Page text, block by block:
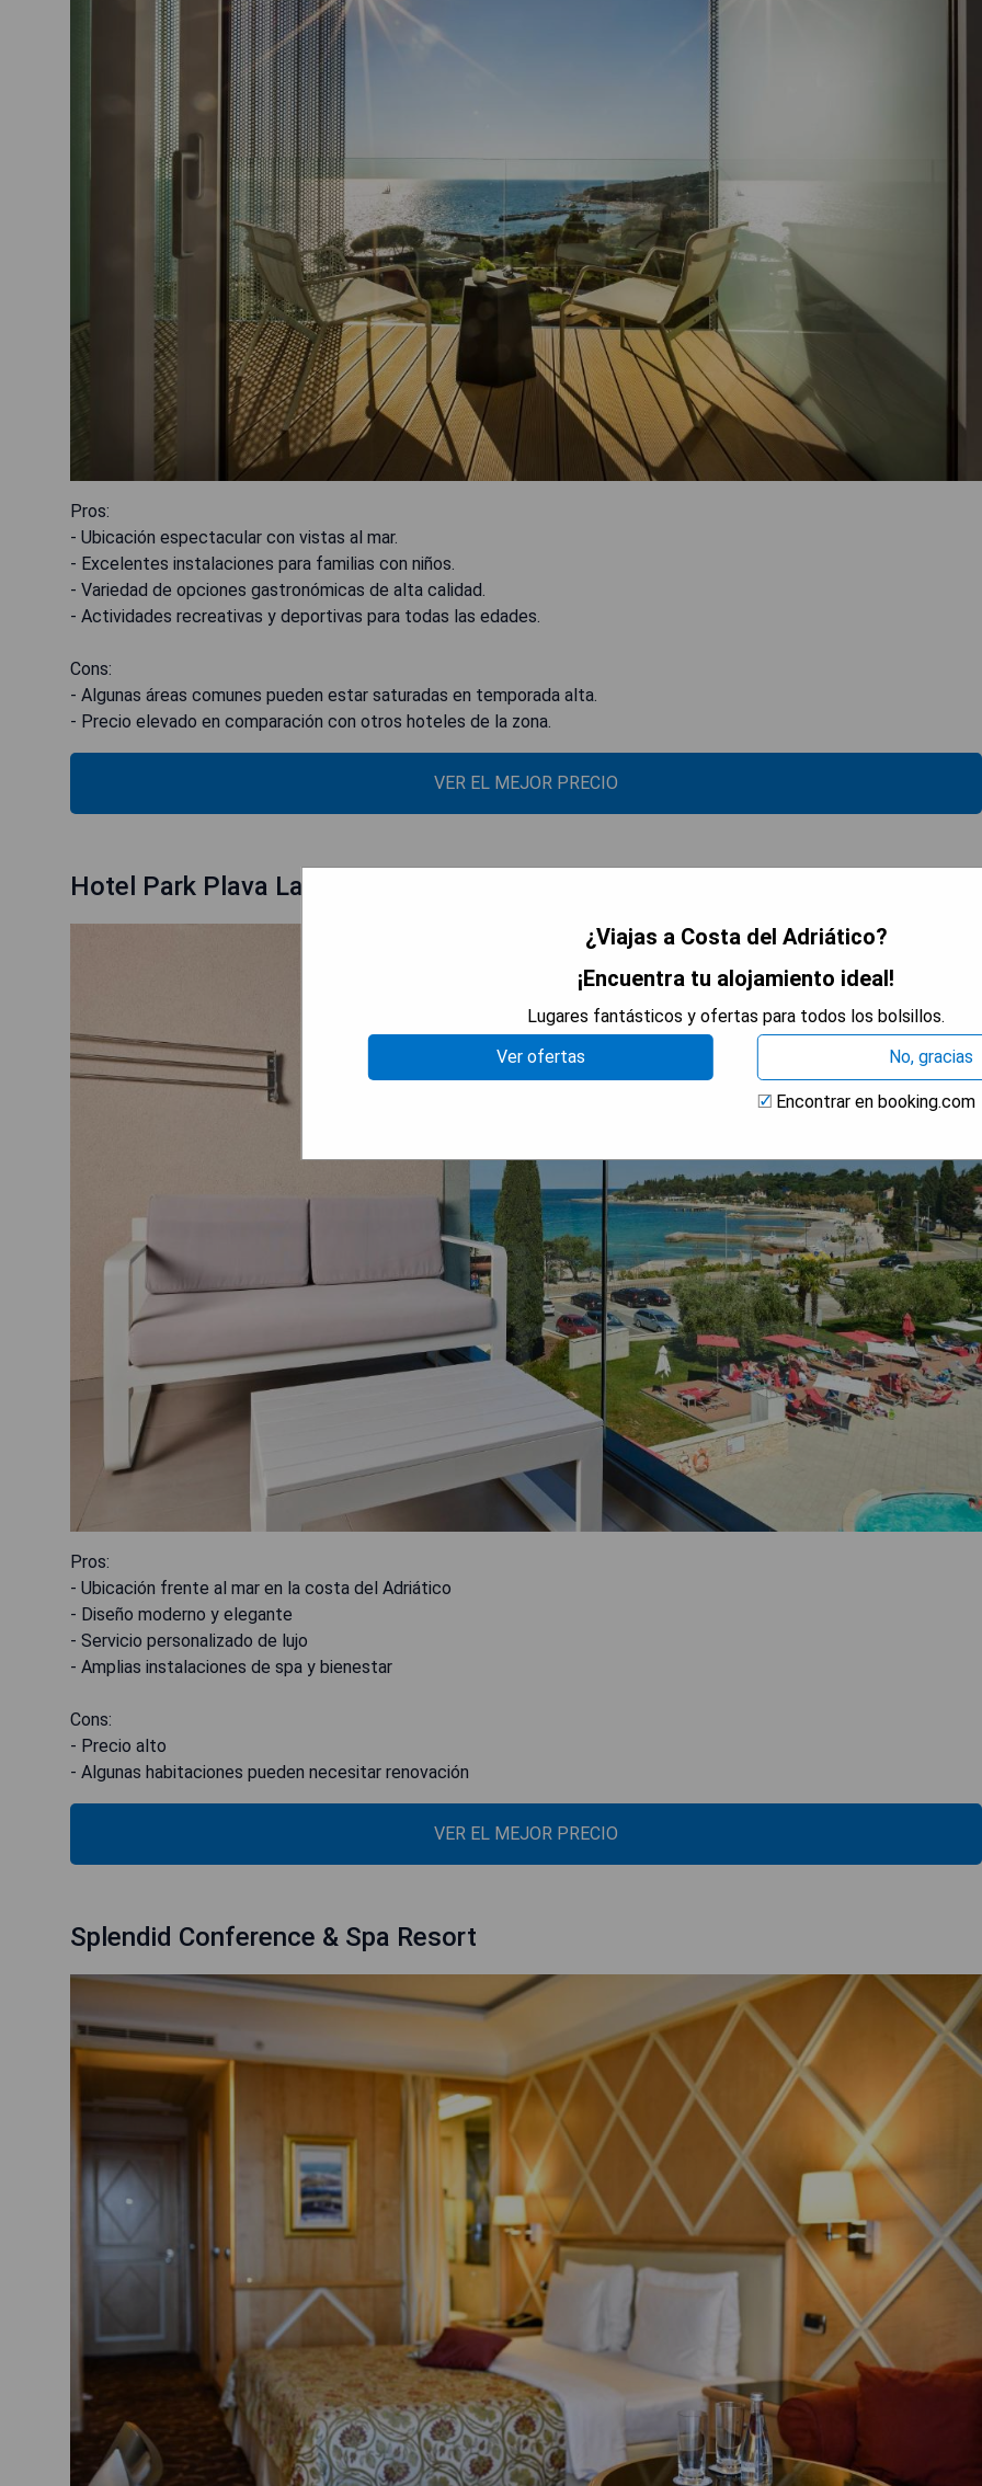
Pros:
- Ubicación espectacular con vistas al mar.
- Excelentes instalaciones para familias con niños.
- Variedad de opciones gastronómicas de alta calidad.
- Actividades recreativas y deportivas para todas las edades.
Cons:
- Algunas áreas comunes pueden estar saturadas en temporada alta.
- Precio elevado en comparación con otros hoteles de la zona.
VER EL MEJOR PRECIO
Hotel Park Plava Laguna
Pros:
- Ubicación frente al mar en la costa del Adriático
- Diseño moderno y elegante
- Servicio personalizado de lujo
- Amplias instalaciones de spa y bienestar
Cons:
- Precio alto
- Algunas habitaciones pueden necesitar renovación
VER EL MEJOR PRECIO
Splendid Conference & Spa Resort
¿Viajas a Costa del Adriático?
¡Encuentra tu alojamiento ideal!
Lugares fantásticos y ofertas para todos los bolsillos.
Ver ofertas
No, gracias
Encontrar en booking.com